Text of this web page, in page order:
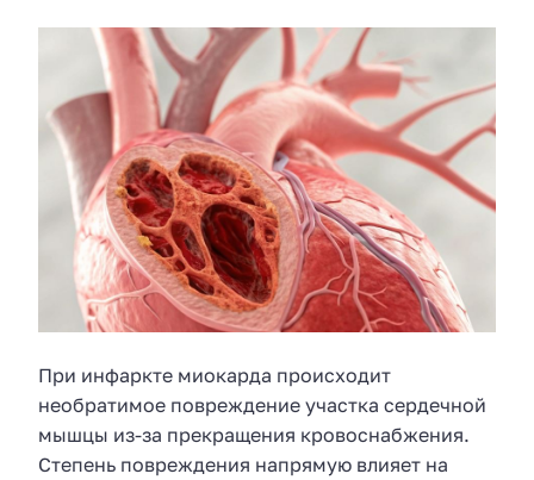
При инфаркте миокарда происходит
необратимое повреждение участка сердечной
мышцы из-за прекращения кровоснабжения.
Степень повреждения напрямую влияет на